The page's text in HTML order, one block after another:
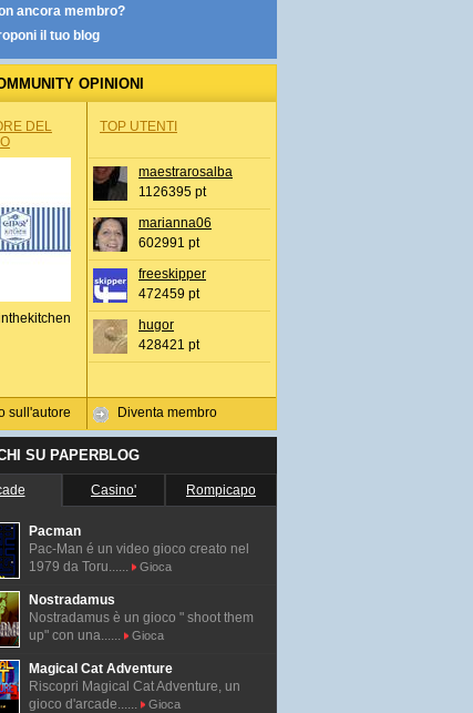
ancora membro?
il tuo blog
OPINIONI
DEL
sull'autore
TOP UTENTI
maestrarosalba
1126395 pt
marianna06
602991 pt
freeskipper
472459 pt
hugor
428421 pt
Diventa membro
SU PAPERBLOG
Casino' Rompicapo
Pacman
Pac-Man é un video gioco creato nel
1979 da Toru......
Gioca
Nostradamus
Nostradamus è un gioco " shoot them
up" con una......
Gioca
Magical Cat Adventure
Riscopri Magical Cat Adventure, un
gioco d'arcade......
Gioca